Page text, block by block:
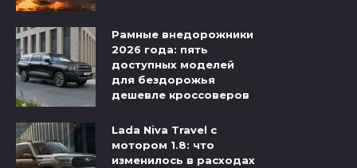
Рамные внедорожники
2026 года: пять
доступных моделей
для бездорожья
дешевле кроссоверов
Lada Niva Travel с
мотором 1.8: что
изменилось в расходах